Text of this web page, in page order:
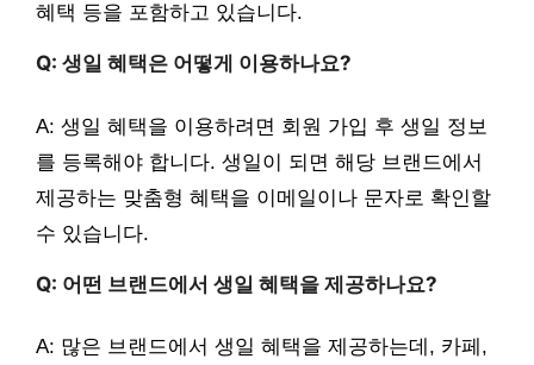
혜택 등을 포함하고 있습니다.
Q: 생일 혜택은 어떻게 이용하나요?
A: 생일 혜택을 이용하려면 회원 가입 후 생일 정보
를 등록해야 합니다. 생일이 되면 해당 브랜드에서
제공하는 맞춤형 혜택을 이메일이나 문자로 확인할
수 있습니다.
Q: 어떤 브랜드에서 생일 혜택을 제공하나요?
A: 많은 브랜드에서 생일 혜택을 제공하는데, 카페,